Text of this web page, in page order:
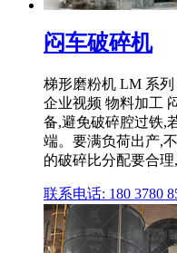
闷车破碎机
梯形磨粉机 LM 系
企业视频 物料加工
备,避免破碎腔过铁,
端。要满负荷出产,
的破碎比分配要合理
联系电话: 180 3780